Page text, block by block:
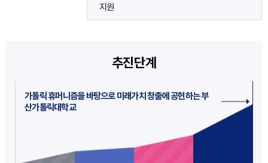
지원
추진단계
가톨릭 휴머니즘을 바탕으로 미래가치 창출에 공헌하는 부
산가톨릭대학교